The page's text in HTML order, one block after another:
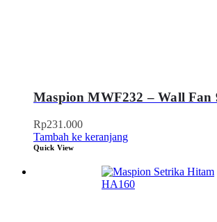
Maspion MWF232 – Wall Fan
Rp231.000
Tambah ke keranjang
Quick View